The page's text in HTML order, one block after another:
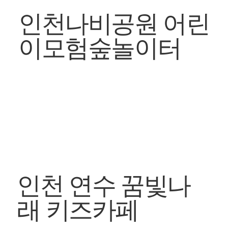
인천나비공원 어린
이모험숲놀이터
인천 연수 꿈빛나
래 키즈카페